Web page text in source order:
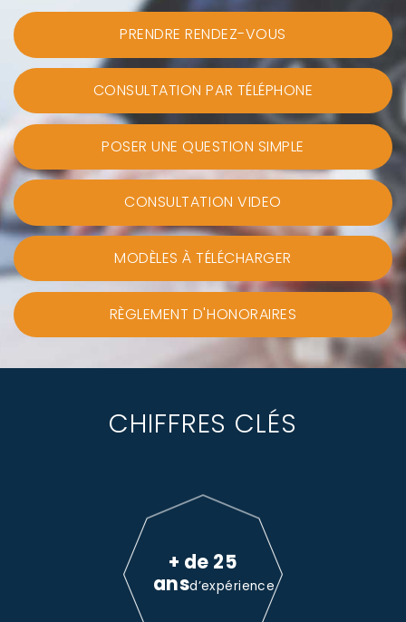
PRENDRE RENDEZ-VOUS
CONSULTATION PAR TÉLÉPHONE
POSER UNE QUESTION SIMPLE
CONSULTATION VIDEO
MODÈLES À TÉLÉCHARGER
RÈGLEMENT D'HONORAIRES
CHIFFRES CLÉS
+ de 25
ansd’expérience